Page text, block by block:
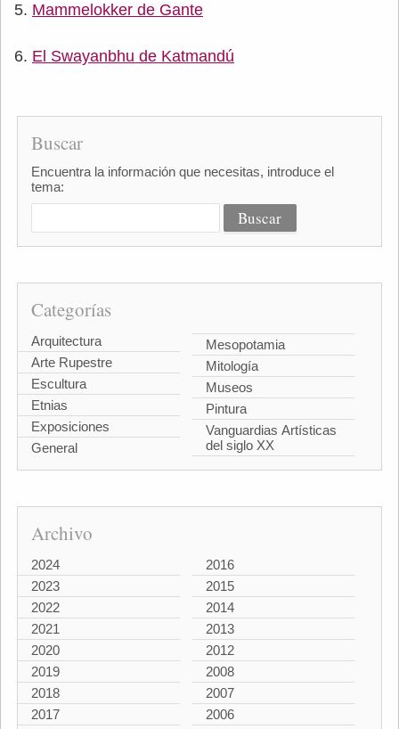
Mammelokker de Gante
El Swayanbhu de Katmandú
Buscar
Encuentra la información que necesitas, introduce el
tema:
Categorías
Arquitectura
Arte Rupestre
Escultura
Etnias
Exposiciones
General
Mesopotamia
Mitología
Museos
Pintura
Vanguardias Artísticas
del siglo XX
Archivo
2024
2023
2022
2021
2020
2019
2018
2017
2016
2015
2014
2013
2012
2008
2007
2006